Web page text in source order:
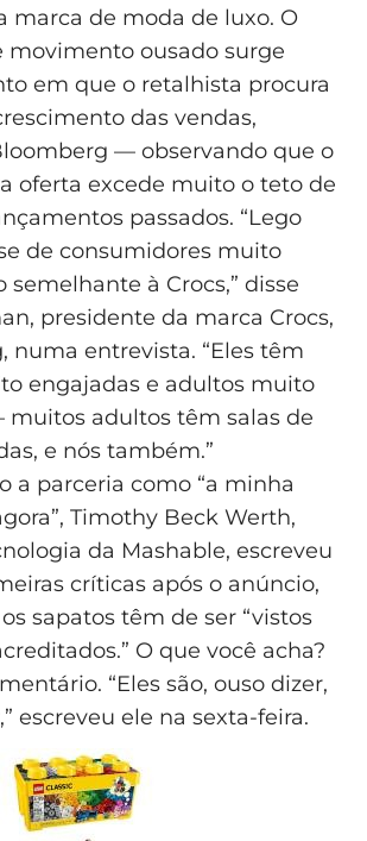
marca de moda de luxo. O
movimento ousado surge
em que o retalhista procura
das vendas,
— observando que o
oferta excede muito o teto de
passados. “Lego
de consumidores muito
à Crocs,” disse
presidente da marca Crocs,
numa entrevista. “Eles têm
engajadas e adultos muito
adultos têm salas de
e nós também.”
a parceria como “a minha
Timothy Beck Werth,
da Mashable, escreveu
críticas após o anúncio,
sapatos têm de ser “vistos
O que você acha?
“Eles são, ouso dizer,
escreveu ele na sexta-feira.